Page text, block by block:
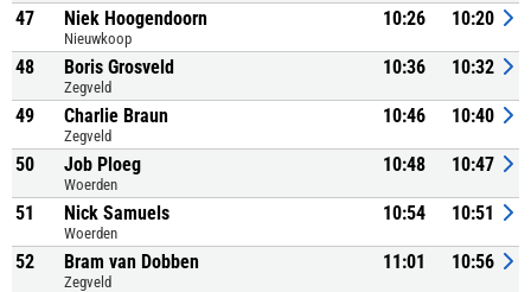
47 Niek Hoogendoorn
Nieuwkoop
10:26 10:20
48 Boris Grosveld
Zegveld
10:36 10:32
49 Charlie Braun
Zegveld
10:46 10:40
50 Job Ploeg
Woerden
10:48 10:47
51 Nick Samuels
Woerden
10:54 10:51
52 Bram van Dobben
Zegveld
11:01 10:56